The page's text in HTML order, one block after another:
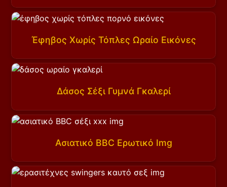
Έφηβος Χωρίς Τόπλες Ωραίο Εικόνες
Δάσος Σέξι Γυμνά Γκαλερί
Ασιατικό BBC Ερωτικό Img